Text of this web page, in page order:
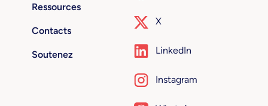
Ressources
Contacts
Soutenez
X
LinkedIn
Instagram